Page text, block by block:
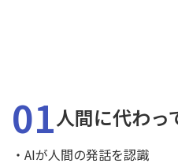
01人間に代わっ
・AIが人間の発話を認識